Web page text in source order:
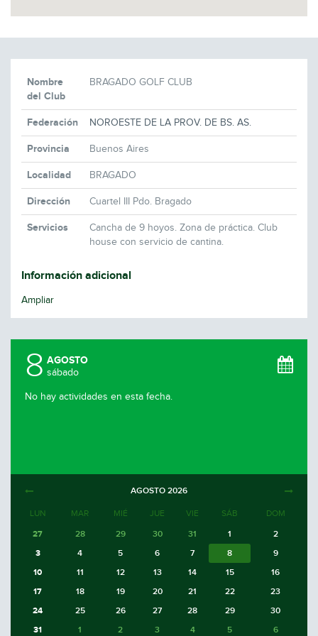
Nombre
del Club
BRAGADO GOLF CLUB
Federación NOROESTE DE LA PROV. DE BS. AS.
Provincia Buenos Aires
Localidad BRAGADO
Dirección Cuartel III Pdo. Bragado
Servicios
Cancha de 9 hoyos. Zona de práctica. Club
house con servicio de cantina.
Información adicional
Ampliar
8 AGOSTO
sábado
No hay actividades en esta fecha.
AGOSTO 2026
LUN MAR MIÉ JUE VIE SÁB DOM
27 28 29 30 31 1
2
3
4 5 6 7 8
9
10
11 12 13 14 15
16
17
18 19 20 21 22
23
24
25 26 27 28 29
30
31
1 2 3 4 5 6